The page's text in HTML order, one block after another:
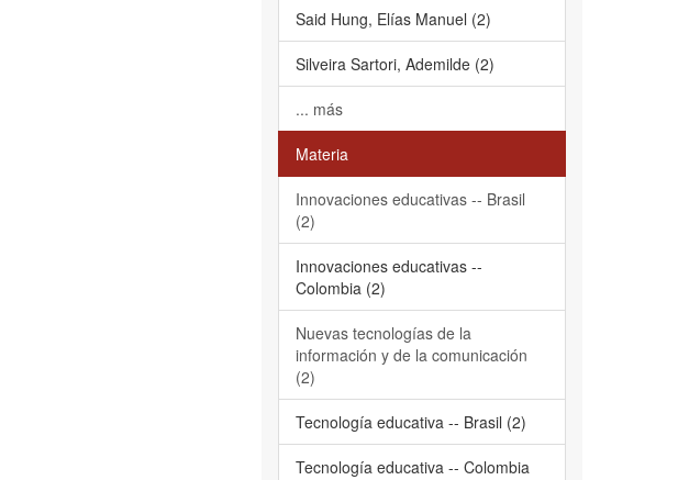
Said Hung, Elías Manuel (2)
Silveira Sartori, Ademilde (2)
... más
Materia
Innovaciones educativas -- Brasil
(2)
Innovaciones educativas --
Colombia (2)
Nuevas tecnologías de la
información y de la comunicación
(2)
Tecnología educativa -- Brasil (2)
Tecnología educativa -- Colombia